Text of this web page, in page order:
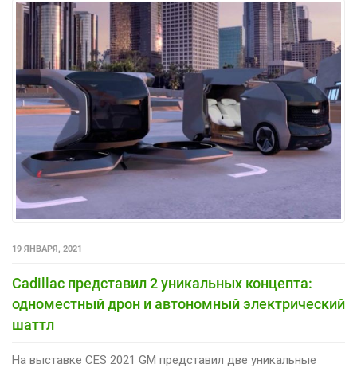
19 ЯНВАРЯ, 2021
Cadillac представил 2 уникальных концепта:
одноместный дрон и автономный электрический
шаттл
На выставке CES 2021 GM представил две уникальные